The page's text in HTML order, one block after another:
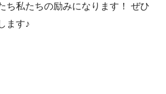
ち私たちの励みになります！ ぜひ
ます♪